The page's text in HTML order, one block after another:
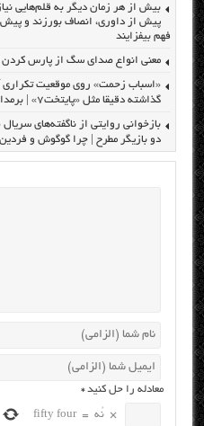
بیش از هر زمان دیگر به قلم‌هایی
پیش از داوری، انصاف بورزند و پیش
فهم بیفزایند
معنی انواع صدای سگ از پارس کردن
«اسباب زحمت» روی موقعیت
گذاشته دقیقا مثل «پایتخت۷» | برمدار تکرار
بازخوانی روایتی از ناگفته‌های
دو بازیگر مطرح | چرا گوگوش و
معادله را حل کنید*
× نُه =
fifty four